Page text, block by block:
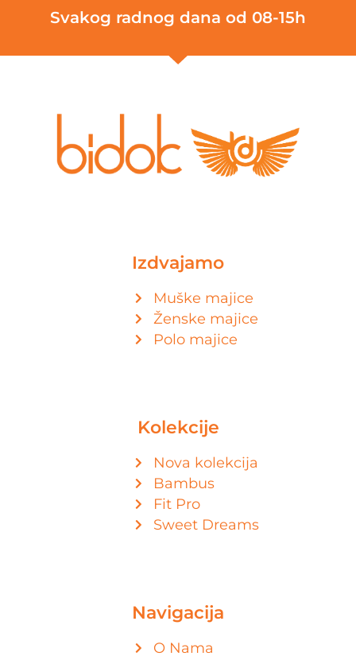
Svakog radnog dana od 08-15h
Izdvajamo
Muške majice
Ženske majice
Polo majice
Kolekcije
Nova kolekcija
Bambus
Fit Pro
Sweet Dreams
Navigacija
O Nama